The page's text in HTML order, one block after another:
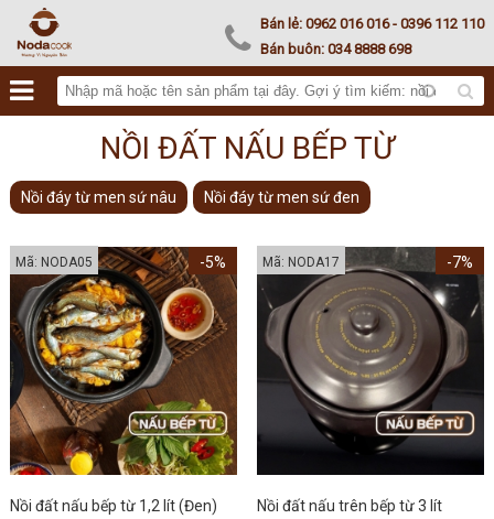
Noda Kamado Bán lẻ:0962 016 016 - 0396 112 110
Bán buôn:034 8888 698
NỒI ĐẤT NẤU BẾP TỪ
Nồi đáy từ men sứ nâu Nồi đáy từ men sứ đen
Nồi đất nấu bếp từ 1,2 lít (Đen)
-5%
Mã: NODA05
Nồi đất nấu trên bếp từ 3 lít
-7%
Mã: NODA17